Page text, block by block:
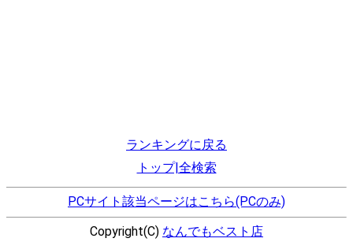
ランキングに戻る
トップ|全検索
PCサイト該当ページはこちら(PCのみ)
Copyright(C) なんでもベスト店